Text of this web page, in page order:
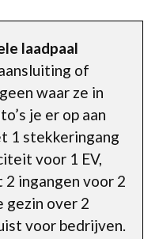
laadpaal
of
waar ze in
je er op aan
1 stekkeringang
voor 1 EV,
ingangen voor 2
gezin over 2
voor bedrijven.